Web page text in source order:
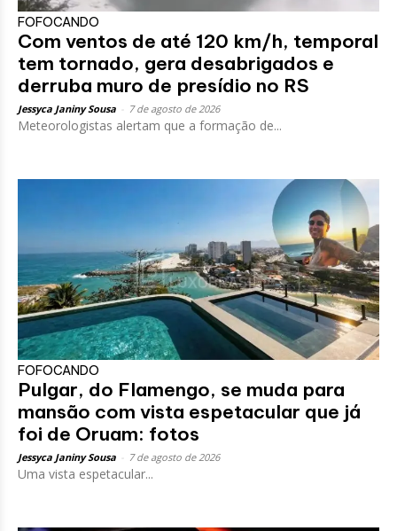
FOFOCANDO
Com ventos de até 120 km/h, temporal
tem tornado, gera desabrigados e
derruba muro de presídio no RS
Jessyca Janiny Sousa 7 de agosto de 2026
Meteorologistas alertam que a formação de...
FOFOCANDO
Pulgar, do Flamengo, se muda para
mansão com vista espetacular que já
foi de Oruam: fotos
Jessyca Janiny Sousa 7 de agosto de 2026
Uma vista espetacular...